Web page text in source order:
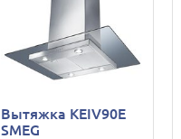
Вытяжка KEIV90E
SMEG